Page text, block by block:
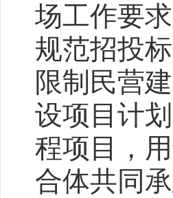
场工作要
规范招投
限制民营
设项目计
程项目，
合体共同